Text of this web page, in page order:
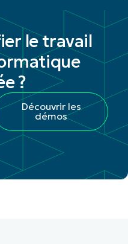
le travail
?
Découvrir les
démos